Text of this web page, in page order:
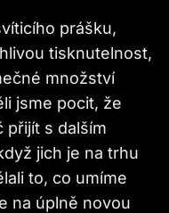
prášku,
tisknutelnost,
množství
jsme pocit, že
přijít s dalším
jich je na trhu
to, co umíme
na úplně novou